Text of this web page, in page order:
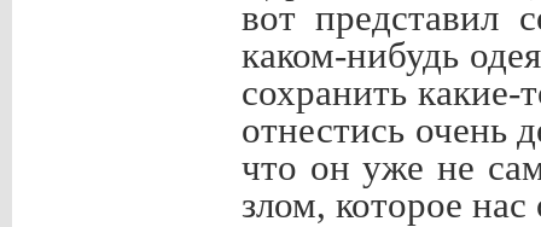
вот представил
каком-нибудь
сохранить
отнестись очень
что он уже не
злом, которое